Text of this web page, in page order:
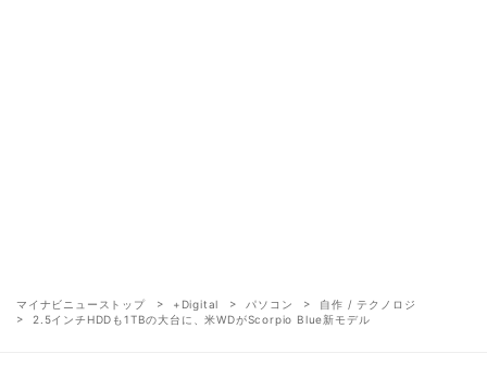
マイナビニューストップ +Digital パソコン
自作 / テクノロジ
2.5インチHDDも1TBの大台に、米WDがScorpio Blue新モデル